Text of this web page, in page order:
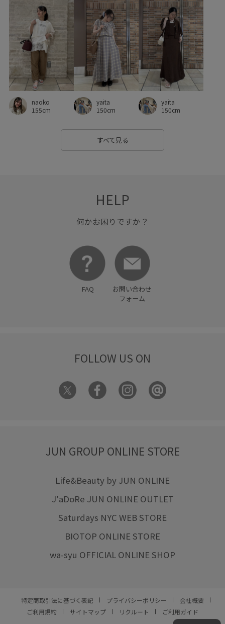
長財布 靴
naoko
155cm
yaita
150cm
yaita
150cm
すべて見る
HELP
何かお困りですか？
FAQ
お問い合わせ
フォーム
FOLLOW US ON
JUN GROUP ONLINE STORE
Life&Beauty by JUN ONLINE
J'aDoRe JUN ONLINE OUTLET
Saturdays NYC WEB STORE
BIOTOP ONLINE STORE
wa-syu OFFICIAL ONLINE SHOP
特定商取引法に基づく表記 プライバシーポリシー
会社概要
ご利用規約
サイトマップ リクルート ご利用ガイド